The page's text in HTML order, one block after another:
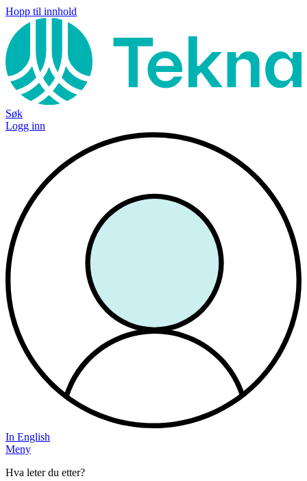
Hopp til innhold
Søk
Logg inn
In English
Meny
Hva leter du etter?